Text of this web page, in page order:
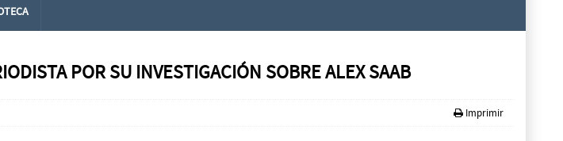
POR SU INVESTIGACIÓN SOBRE ALEX SAAB
Imprimir